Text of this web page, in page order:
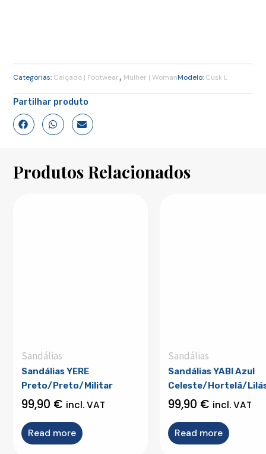
Categorias: Calçado | Footwear, Mulher | WomanModelo: Cusk L
Partilhar produto
Produtos Relacionados
Sandálias
Sandálias YERE
Preto/Preto/Militar
99,90 € incl. VAT
Read more
Sandálias
Sandálias YABI Azul
Celeste/Hortelã/
99,90 € incl. VAT
Read more